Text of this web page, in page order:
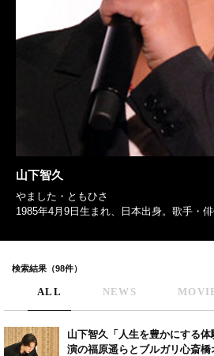
山下智久
やました・ともひさ
1985年4月9日生まれ、日本出身。歌手・
検索結果（98件）
ALL NEWS
山下智久「人生を豊かにする
演の福原遥らとブルガリ心斎